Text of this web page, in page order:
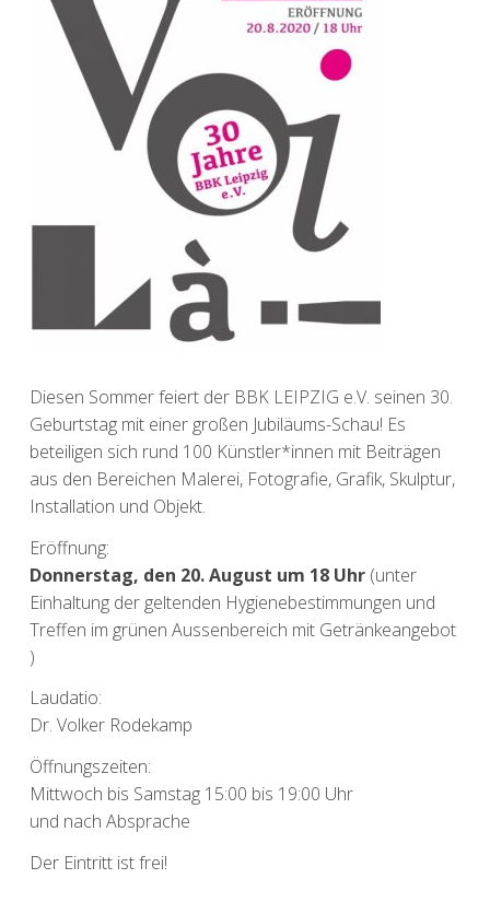
Diesen Sommer feiert der BBK LEIPZIG e.V. seinen 30.
Geburtstag mit einer großen Jubiläums-Schau! Es
beteiligen sich rund 100 Künstler*innen mit Beiträgen
aus den Bereichen Malerei, Fotografie, Grafik, Skulptur,
Installation und Objekt.
Eröffnung:
Donnerstag, den 20. August um 18 Uhr(unter
Einhaltung der geltenden Hygienebestimmungen und
Treffen im grünen Aussenbereich mit Getränkeangebot
)
Laudatio:
Dr. Volker Rodekamp
Öffnungszeiten:
Mittwoch bis Samstag 15:00 bis 19:00 Uhr
und nach Absprache
Der Eintritt ist frei!